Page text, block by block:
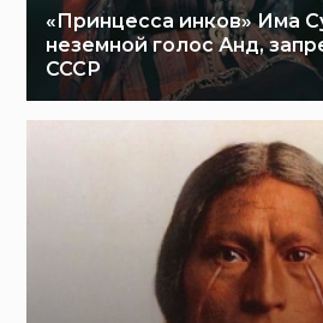
«Принцесса инков» Има
неземной голос Анд,
СССР